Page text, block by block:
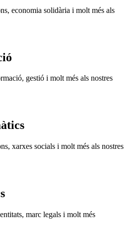
economia solidària i molt més als
gestió i molt més als nostres
xarxes socials i molt més als nostres
marc legals i molt més